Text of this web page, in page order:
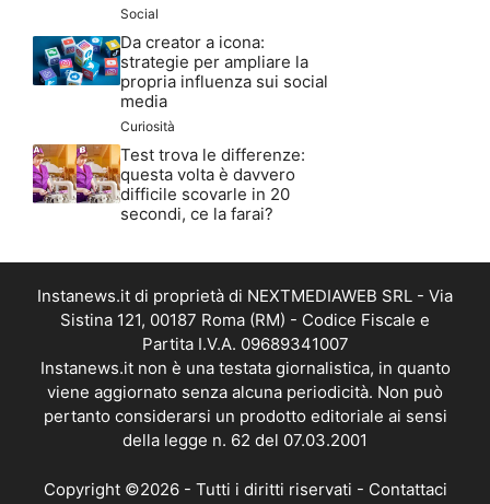
Social
Da creator a icona:
strategie per ampliare la
propria influenza sui social
media
Curiosità
Test trova le differenze:
questa volta è davvero
difficile scovarle in 20
secondi, ce la farai?
Instanews.it di proprietà di NEXTMEDIAWEB SRL - Via
Sistina 121, 00187 Roma (RM) - Codice Fiscale e
Partita I.V.A. 09689341007
Instanews.it non è una testata giornalistica, in quanto
viene aggiornato senza alcuna periodicità. Non può
pertanto considerarsi un prodotto editoriale ai sensi
della legge n. 62 del 07.03.2001
Copyright ©2026 - Tutti i diritti riservati - Contattaci